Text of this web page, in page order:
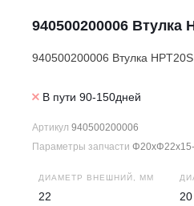
940500200006 Втулка
940500200006 Втулка HPT20S
В пути 90-150дней
Артикул 940500200006
Параметры запчасти
ДИАМЕТР ВНЕШНИЙ, ММ
22 20